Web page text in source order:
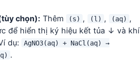
chọn): Thêm (s) , (l) , (aq) ,
để hiển thị ký hiệu kết tủa ↓ và khí
dụ:
AgNO3(aq) + NaCl(aq) →
.